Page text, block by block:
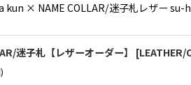
kun × NAME COLLAR/迷子札レザー
迷子札【レザーオーダー】 [LEATHER/